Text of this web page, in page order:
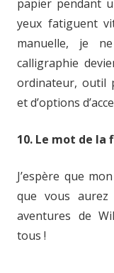
papier pendant
yeux fatiguent
manuelle, je
calligraphie
ordinateur, outil
et d’options
10. Le mot de la
J’espère que
que vous
aventures de
tous !